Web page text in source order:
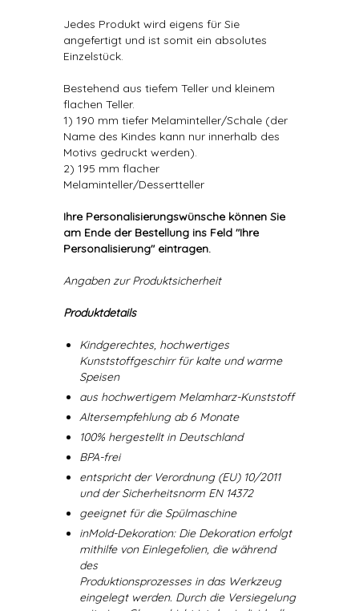
Jedes Produkt wird eigens für Sie
angefertigt und ist somit ein absolutes
Einzelstück.
Bestehend aus tiefem Teller und kleinem
flachen Teller.
1) 190 mm tiefer Melaminteller/Schale (der
Name des Kindes kann nur innerhalb des
Motivs gedruckt werden).
2) 195 mm flacher
Melaminteller/Dessertteller
Ihre Personalisierungswünsche können Sie
am Ende der Bestellung ins Feld "Ihre
Personalisierung" eintragen.
Angaben zur Produktsicherheit
Produktdetails
Kindgerechtes, hochwertiges
Kunststoffgeschirr für kalte und warme
Speisen
aus hochwertigem Melamharz-Kunststoff
Altersempfehlung ab 6 Monate
100% hergestellt in Deutschland
BPA-frei
entspricht der Verordnung (EU) 10/2011
und der Sicherheitsnorm EN 14372
geeignet für die Spülmaschine
inMold-Dekoration: Die Dekoration erfolgt
mithilfe von Einlegefolien, die während
des
Produktionsprozesses in das Werkzeug
eingelegt werden. Durch die Versiegelung